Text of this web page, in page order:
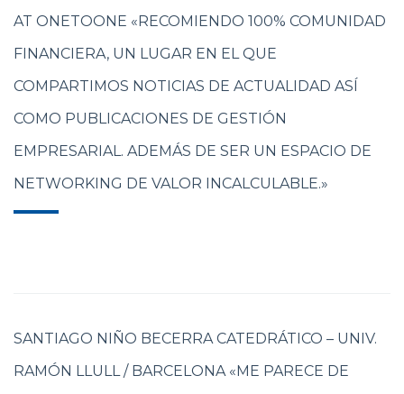
AT ONETOONE «RECOMIENDO 100% COMUNIDAD
FINANCIERA, UN LUGAR EN EL QUE
COMPARTIMOS NOTICIAS DE ACTUALIDAD ASÍ
COMO PUBLICACIONES DE GESTIÓN
EMPRESARIAL. ADEMÁS DE SER UN ESPACIO DE
NETWORKING DE VALOR INCALCULABLE.»
SANTIAGO NIÑO BECERRA CATEDRÁTICO – UNIV.
RAMÓN LLULL / BARCELONA «ME PARECE DE